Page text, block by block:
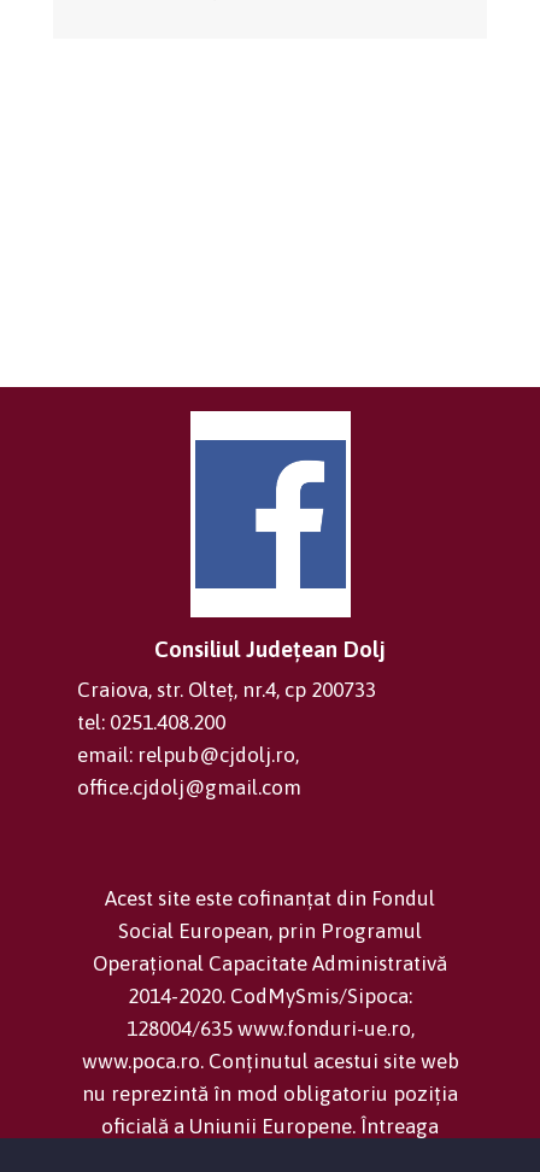
Consiliul Județean Dolj
Craiova, str. Olteț, nr.4, cp 200733
tel: 0251.408.200
email: relpub@cjdolj.ro,
office.cjdolj@gmail.com
Acest site este cofinanțat din Fondul
Social European, prin Programul
Operațional Capacitate Administrativă
2014-2020. CodMySmis/Sipoca:
128004/635 www.fonduri-ue.ro,
www.poca.ro. Conținutul acestui site web
nu reprezintă în mod obligatoriu poziția
oficială a Uniunii Europene. Întreaga